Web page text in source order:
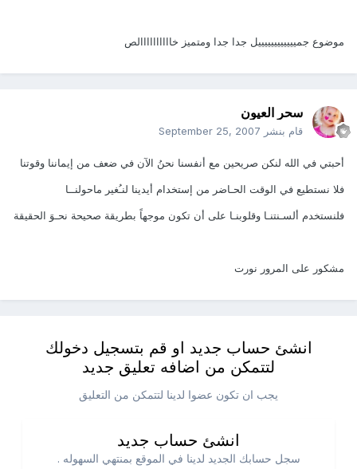
موضوع جمييييييييييييل جدا جدا ومتميز خاااااااااالص
سحر العيون
قام بنشر September 25, 2007
أحبتي في الله لنكن صريحين مع أنفسنا نحنُ الآن في ضعف من إيماننا وقوتنا
فلا نستطيع في الوقت الحـاضر من إستخدام أيدينا لنـُغير ماحولنــا
فلنستخدم ألسـنتنـا وقلوبنـا على أن تكون موجهاً بطريقة صحيحة نحـوَ الحقيقة
مشكور على المرور نورت
انشئ حساب جديد او قم بتسجيل دخولك
لتتمكن من اضافه تعليق جديد
يجب ان تكون عضوا لدينا لتتمكن من التعليق
انشئ حساب جديد
سجل حسابك الجديد لدينا في الموقع بمنتهي السهوله .